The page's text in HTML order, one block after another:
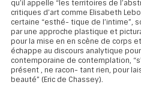
qu’il appelle “les territoires de
critiques d’art comme Elisabeth
certaine “esthé- tique de l’intime”,
par une approche plastique et
pour la mise en en scène de corps
échappe au discours analytique
contemporaine de contemplation,
présent , ne racon- tant rien, pour
beauté” (Eric de Chassey).